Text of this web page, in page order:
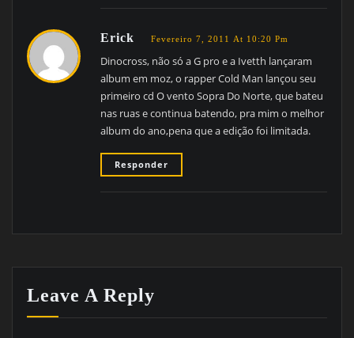
Erick Fevereiro 7, 2011 At 10:20 Pm
Dinocross, não só a G pro e a Ivetth lançaram
album em moz, o rapper Cold Man lançou seu
primeiro cd O vento Sopra Do Norte, que bateu
nas ruas e continua batendo, pra mim o melhor
album do ano,pena que a edição foi limitada.
Responder
Leave A Reply